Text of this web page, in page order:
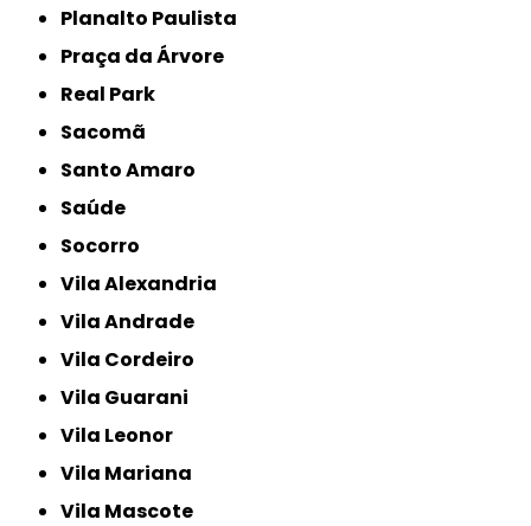
Planalto Paulista
Praça da Árvore
Real Park
Sacomã
Santo Amaro
Saúde
Socorro
Vila Alexandria
Vila Andrade
Vila Cordeiro
Vila Guarani
Vila Leonor
Vila Mariana
Vila Mascote